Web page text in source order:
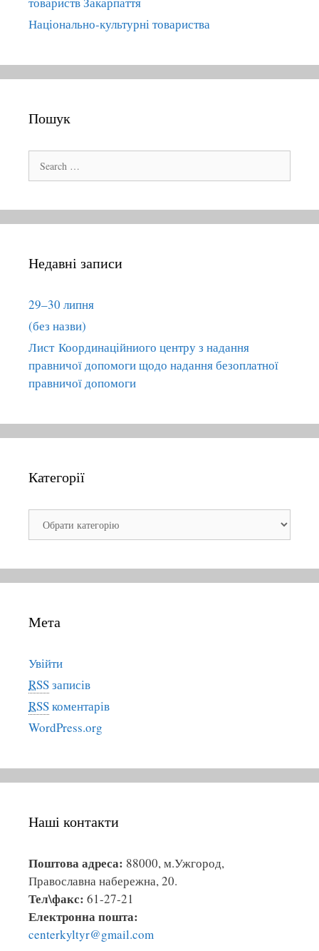
Національно-культурні товариства
Пошук
e
r
f
r
:
Недавні записи
29–30 липня
(без назви)
Лист Координаційниого центру з надання
правничої допомоги щодо надання безоплатної
правничої допомоги
Категорії
а
е
р
ї
Мета
Увійти
RSSзаписів
RSSкоментарів
WordPress.org
Наші контакти
Поштова адреса: 88000, м.Ужгород,
Православна набережна, 20.
Тел\факс: 61-27-21
Електронна пошта:
centerkyltyr@gmail.com